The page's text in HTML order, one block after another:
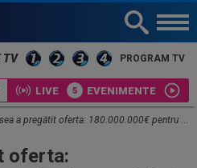
TV PROGRAM TV
LIVE EVENIMENTE
a pregătit oferta: 180.000.000€ pentru două staruri de la Real Madrid
oferta: